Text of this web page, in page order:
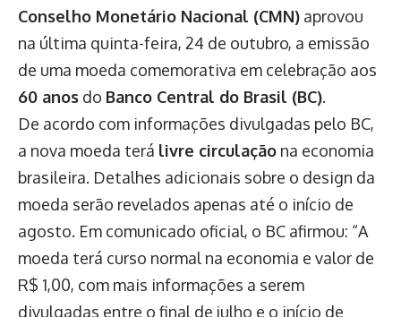
Conselho Monetário Nacional (CMN) aprovou
na última quinta-feira, 24 de outubro, a emissão
de uma moeda comemorativa em celebração aos
60 anos do Banco Central do Brasil (BC).
De acordo com informações divulgadas pelo BC,
a nova moeda terá livre circulação na economia
brasileira. Detalhes adicionais sobre o design da
moeda serão revelados apenas até o início de
agosto. Em comunicado oficial, o BC afirmou: “A
moeda terá curso normal na economia e valor de
R$ 1,00, com mais informações a serem
divulgadas entre o final de julho e o início de